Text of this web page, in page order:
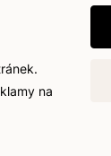
na